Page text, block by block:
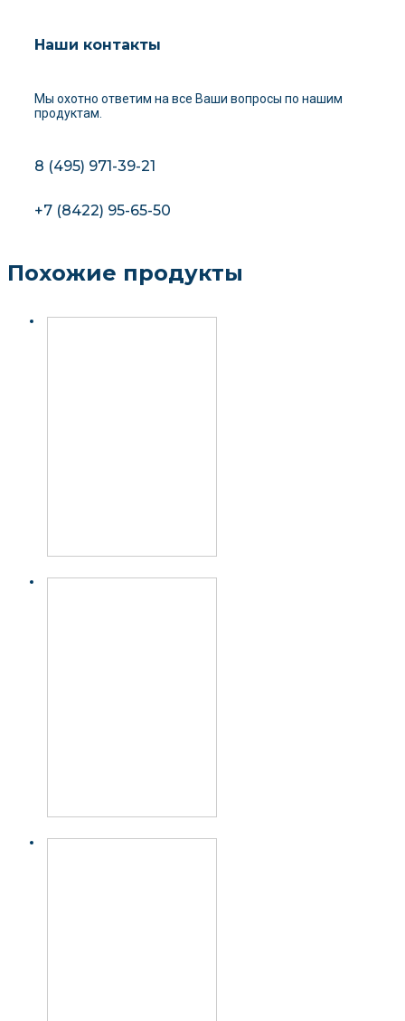
Наши контакты
Мы охотно ответим на все Ваши вопросы по нашим
продуктам.
8 (495) 971-39-21
+7 (8422) 95-65-50
Похожие продукты